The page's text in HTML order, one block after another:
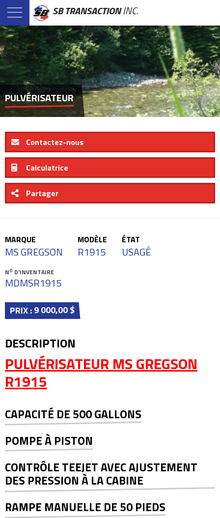
SB TRANSACTIONINC.
PULVÉRISATEUR
Contactez-nous
Calculatrice
Partager
MARQUE
MS GREGSON
MODÈLE
R1915
ÉTAT
USAGÉ
NO D'INVENTAIRE
MDMSR1915
PRIX :9 000,00 $
DESCRIPTION
PULVÉRISATEUR MS GREGSON
R1915
CAPACITÉ DE 500 GALLONS
POMPE À PISTON
CONTRÔLE TEEJET AVEC AJUSTEMENT
DES PRESSION À LA CABINE
RAMPE MANUELLE DE 50 PIEDS